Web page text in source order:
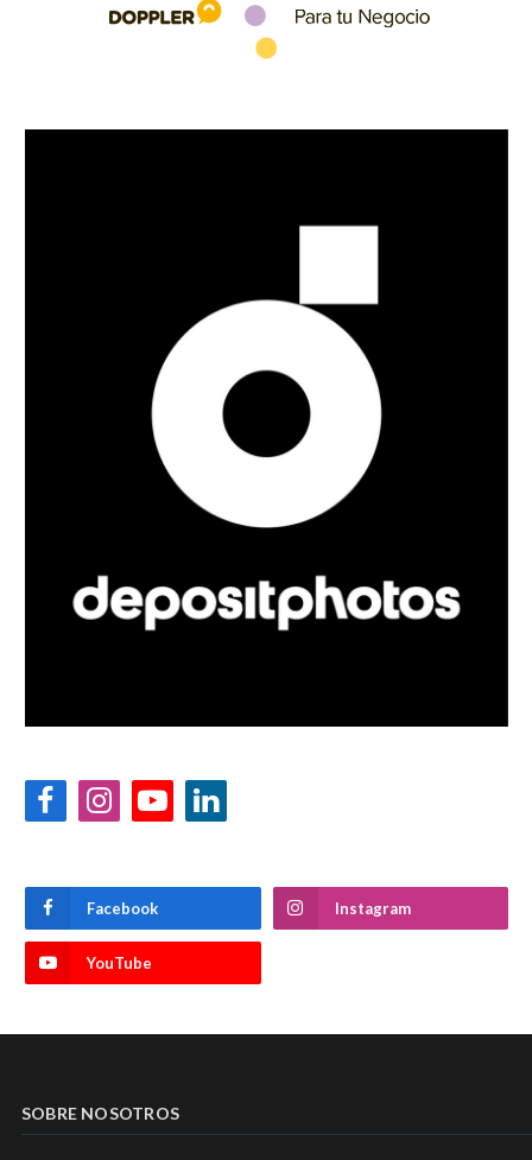
FacebookInstagramYouTubeLinkedIn
Facebook Instagram
YouTube
SOBRE NOSOTROS